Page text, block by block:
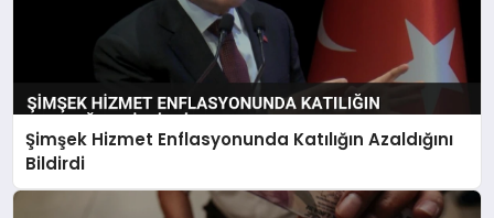
Şimşek Hizmet Enflasyonunda Katılığın Azaldığını
Bildirdi